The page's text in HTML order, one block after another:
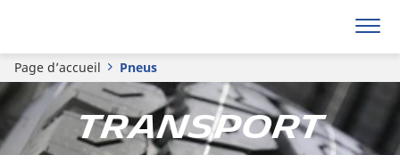
Page d’accueil Pneus
Transport